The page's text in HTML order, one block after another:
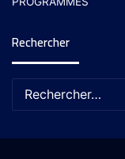
Rechercher